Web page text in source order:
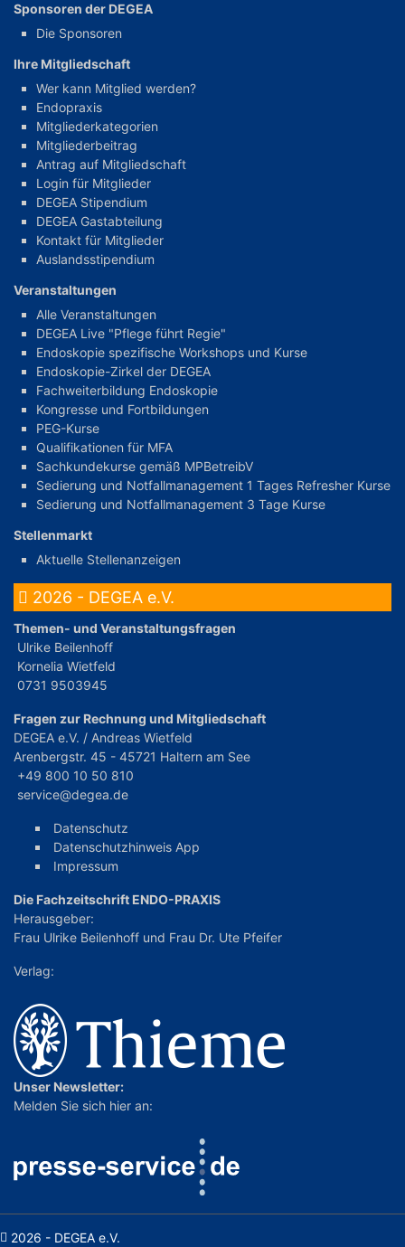
Sponsoren der DEGEA
Die Sponsoren
Ihre Mitgliedschaft
Wer kann Mitglied werden?
Endopraxis
Mitgliederkategorien
Mitgliederbeitrag
Antrag auf Mitgliedschaft
Login für Mitglieder
DEGEA Stipendium
DEGEA Gastabteilung
Kontakt für Mitglieder
Auslandsstipendium
Veranstaltungen
Alle Veranstaltungen
DEGEA Live "Pflege führt Regie"
Endoskopie spezifische Workshops und Kurse
Endoskopie-Zirkel der DEGEA
Fachweiterbildung Endoskopie
Kongresse und Fortbildungen
PEG-Kurse
Qualifikationen für MFA
Sachkundekurse gemäß MPBetreibV
Sedierung und Notfallmanagement 1 Tages Refresher Kurse
Sedierung und Notfallmanagement 3 Tage Kurse
Stellenmarkt
Aktuelle Stellenanzeigen
2026 - DEGEA e.V.
Themen- und Veranstaltungsfragen
Ulrike Beilenhoff
Kornelia Wietfeld
0731 9503945
Fragen zur Rechnung und Mitgliedschaft
DEGEA e.V. / Andreas Wietfeld
Arenbergstr. 45 - 45721 Haltern am See
+49 800 10 50 810
service@degea.de
Datenschutz
Datenschutzhinweis App
Impressum
Die Fachzeitschrift ENDO-PRAXIS
Herausgeber:
Frau Ulrike Beilenhoff und Frau Dr. Ute Pfeifer
Verlag:
Unser Newsletter:
Melden Sie sich hier an:
2026 - DEGEA e.V.